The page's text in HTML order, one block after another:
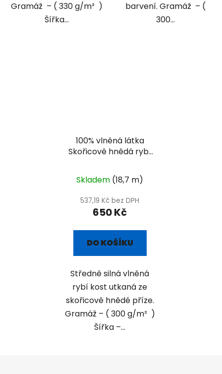
Gramáž – ( 330 g/m² )
Šířka...
barvení. Gramáž – (
300...
100% vlněná látka
Skořicově hnědá rybí
Skladem (18,7 m)
537,19 Kč bez DPH
650 Kč
DO KOŠÍKU
Středně silná vlněná
rybí kost utkaná ze
skořicově hnědé příze.
Gramáž – ( 300 g/m² )
Šířka –...